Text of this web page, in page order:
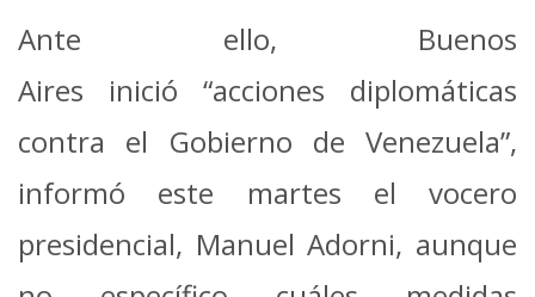
Ante ello, Buenos
Aires inició “acciones diplomáticas
contra el Gobierno de Venezuela”,
informó este martes el vocero
presidencial, Manuel Adorni, aunque